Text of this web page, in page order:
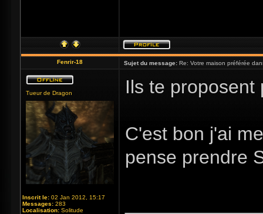
Fenrir-18 Sujet du message: Re: Votre maison préférée
Tueur de Dragon
Inscrit le: 02 Jan 2012, 15:17
Messages: 283
Localisation: Solitude
Ils te proposent
C'est bon j'ai
pense prendre